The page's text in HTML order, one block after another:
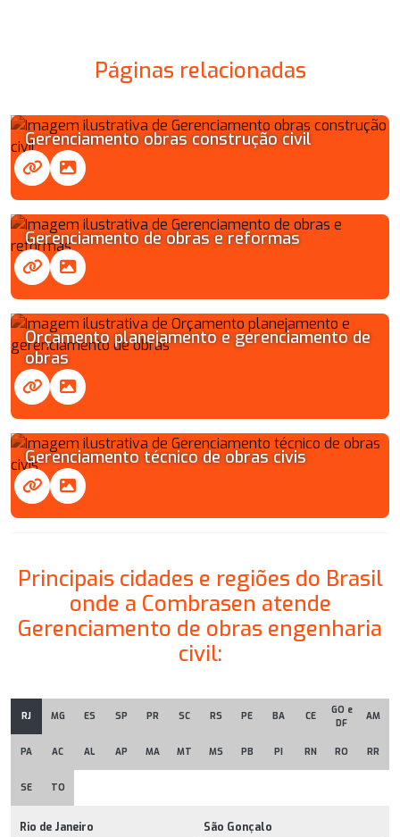
Páginas relacionadas
Gerenciamento obras construção civil
Gerenciamento de obras e reformas
Orçamento planejamento e gerenciamento de
obras
Gerenciamento técnico de obras civis
Principais cidades e regiões do Brasil
onde a Combrasen atende
Gerenciamento de obras engenharia
civil:
RJ MG ES SP PR SC RS PE BA CE
GO e
DF
AM
PA AC AL AP MA MT MS PB PI RN RO RR
SE TO
Rio de Janeiro São Gonçalo